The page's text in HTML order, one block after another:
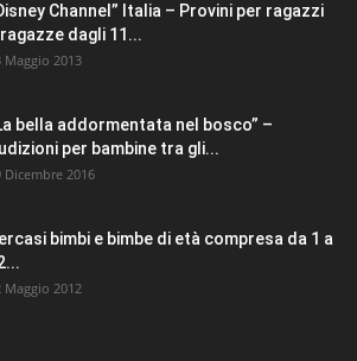
Channel” Italia – Provini per ragazzi
dagli 11...
Maggio 2013
bella addormentata nel bosco” –
per bambine tra gli...
Dicembre 2016
bimbi e bimbe di età compresa da 1 a
Maggio 2012